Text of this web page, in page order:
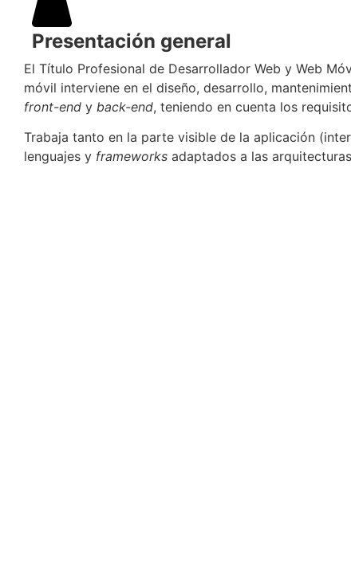
Presentación general
El Título Profesional de Desarrollador Web y Web
móvil interviene en el diseño, desarrollo,
front-end y back-end, teniendo en cuenta los
Trabaja tanto en la parte visible de la aplicación
lenguajes y frameworks adaptados a las